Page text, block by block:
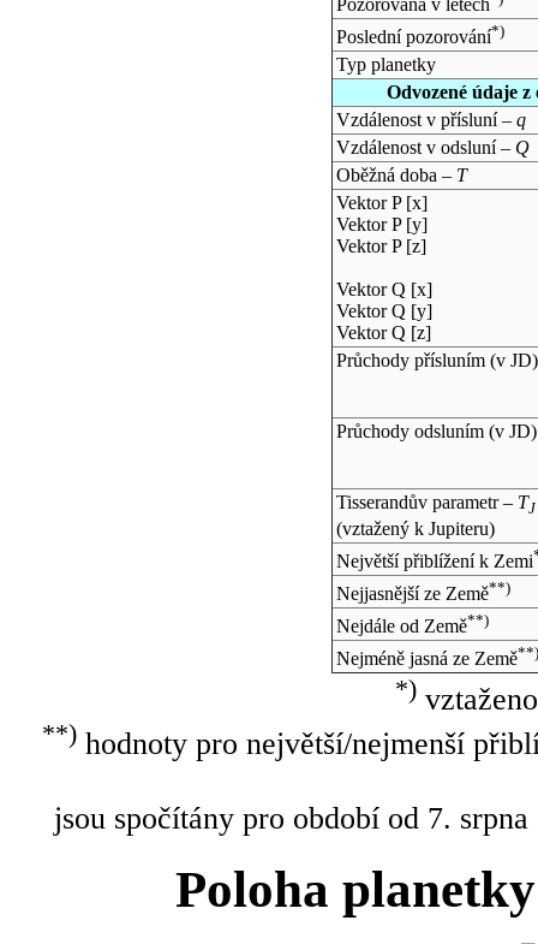
Pozorována v letech
Poslední pozorování*)
Typ planetky
Odvozené údaje
Vzdálenost v přísluní – q
Vzdálenost v odsluní – Q
Oběžná doba – T
Vektor P [x]
Vektor P [y]
Vektor P [z]
Vektor Q [x]
Vektor Q [y]
Vektor Q [z]
Průchody přísluním (v JD)
Průchody odsluním (v JD)
Tisserandův parametr – TJ
(vztažený k Jupiteru)
Největší přiblížení k Zemi
Nejjasnější ze Země**)
Nejdále od Země**)
Nejméně jasná ze Země**)
*)
**)hodnoty pro největší/nejmenší
jsou spočítány pro období od 7.
Poloha